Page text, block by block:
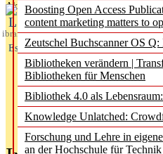
Boosting Open Access
content marketing matters to
Zeutschel Buchscanner OS
Bibliotheken verändern |
Bibliotheken für Menschen
Bibliothek 4.0 als
Knowledge Unlatched:
Forschung und Lehre in
an der Hochschule für
Aktuelles aus
L
ibrary
Essentials